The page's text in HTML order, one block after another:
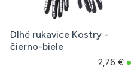
Dlhé rukavice Kostry -
čierno-biele
2,76 €